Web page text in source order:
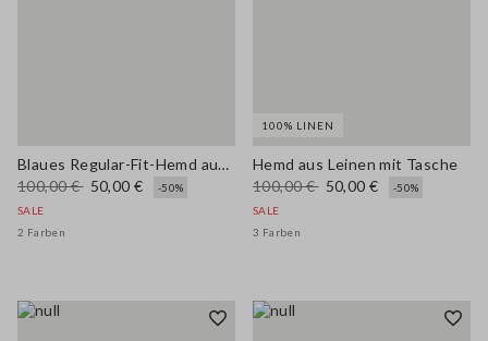
Blaues Regular-Fit-Hemd aus Lyocell-Mischung
100,00 € 50,00 €
-50%
SALE
2 Farben
100% LINEN
Hemd aus Leinen mit Tasche
100,00 € 50,00 €
-50%
SALE
3 Farben